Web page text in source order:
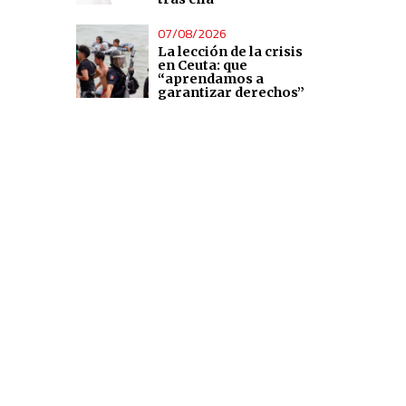
07/08/2026
La lección de la crisis
en Ceuta: que
“aprendamos a
garantizar derechos”